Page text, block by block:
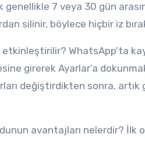
7 veya 30 gün
silinir, böylece hiçbir iz
etkinleştirilir? WhatsApp’ta
girerek Ayarlar’a
değiştirdikten sonra,
avantajları nelerdir? İlk